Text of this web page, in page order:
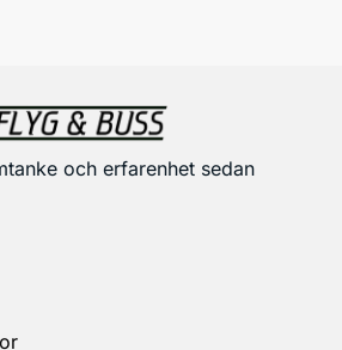
och erfarenhet sedan